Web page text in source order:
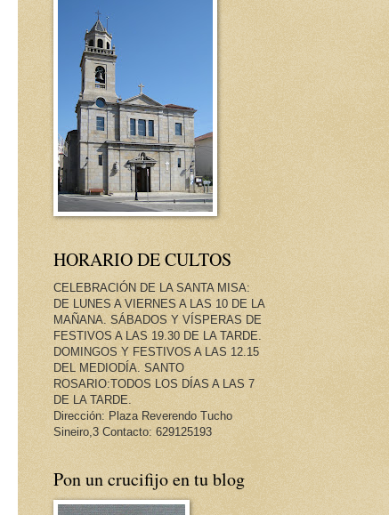
HORARIO DE CULTOS
CELEBRACIÓN DE LA SANTA MISA:
DE LUNES A VIERNES A LAS 10 DE LA
MAÑANA. SÁBADOS Y VÍSPERAS DE
FESTIVOS A LAS 19.30 DE LA TARDE.
DOMINGOS Y FESTIVOS A LAS 12.15
DEL MEDIODÍA. SANTO
ROSARIO:TODOS LOS DÍAS A LAS 7
DE LA TARDE.
Dirección: Plaza Reverendo Tucho
Sineiro,3 Contacto: 629125193
Pon un crucifijo en tu blog